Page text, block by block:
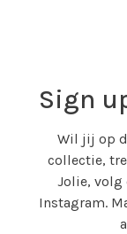
Sign
Wil jij op
collectie,
Jolie, volg
Instagram.